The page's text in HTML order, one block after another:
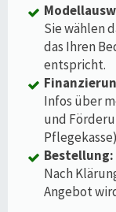
Sie wählen
das Ihren
entspricht.
Infos über
und
Bestellung:
Nach
Angebot